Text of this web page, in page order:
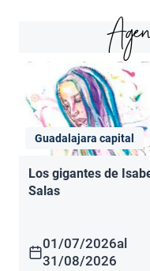
Guadalajara capital
Los gigantes de
Salas
01/07/2026al
31/08/2026